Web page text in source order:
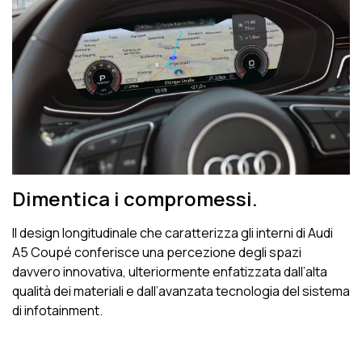
Dimentica i compromessi.
Il design longitudinale che caratterizza gli interni di Audi
A5 Coupé conferisce una percezione degli spazi
davvero innovativa, ulteriormente enfatizzata dall’alta
qualità dei materiali e dall’avanzata tecnologia del sistema
di infotainment.